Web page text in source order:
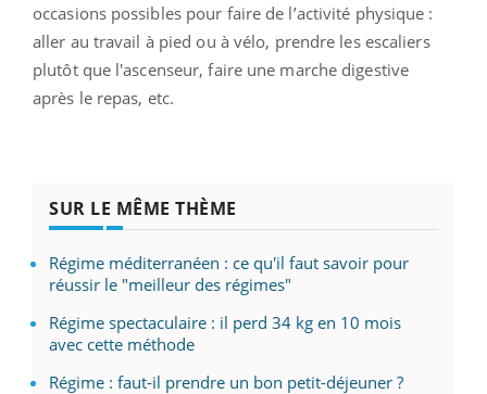
occasions possibles pour faire de l’activité physique :
aller au travail à pied ou à vélo, prendre les escaliers
plutôt que l'ascenseur, faire une marche digestive
après le repas, etc.
SUR LE MÊME THÈME
Régime méditerranéen : ce qu'il faut savoir pour
réussir le "meilleur des régimes"
Régime spectaculaire : il perd 34 kg en 10 mois
avec cette méthode
Régime : faut-il prendre un bon petit-déjeuner ?